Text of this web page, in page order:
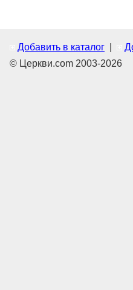
Добавить в каталог
© Церкви.com 2003-2026